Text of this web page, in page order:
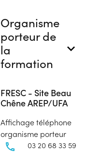
Organisme
porteur de
la
formation
FRESC - Site Beau
Chêne AREP/UFA
Affichage téléphone
organisme porteur
03 20 68 33 59